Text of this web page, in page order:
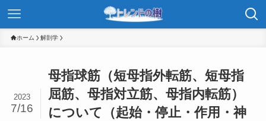
ホーム 解剖学
母指球筋（短母指外転筋、短母指
屈筋、母指対立筋、母指内転筋）
について（起始・停止・作用・神
2023
7/16